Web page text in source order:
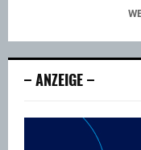
– ANZEIGE –